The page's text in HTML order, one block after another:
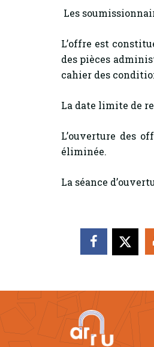
Les
L’offre est
des pièces
cahier des
La date limite de
L’ouverture des
éliminée.
La séance